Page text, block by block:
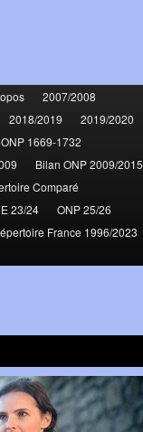
2007/2008
2018/2019
2019/2020
1669-1732
Bilan ONP 2009/2015
Comparé
23/24
ONP 25/26
France 1996/2023